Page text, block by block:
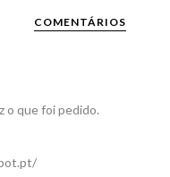
COMENTÁRIOS
o que foi pedido.